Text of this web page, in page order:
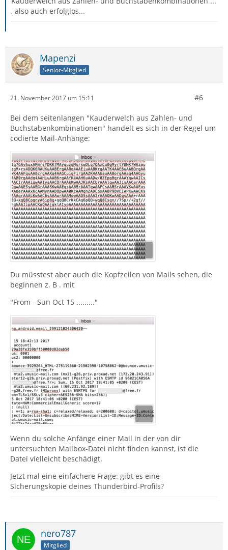
, also auch erfolglos...
Mapenzi
Senior-Mitglied
21. November 2017 um 15:11 #6
Bei dem seitenlangen "Kauderwelch aus Zahlen- und
Buchstabenkombinationen" handelt es sich in der Regel um
codierte Mail-Anhänge:
Du müsstest aber auch die Kopfzeilen von Mails sehen, die
beginnen z. B . mit
"From - Sun Oct 15 ........."
Wenn du solche Anfänge einer Mail in der von dir
untersuchten Mailbox-Datei nicht finden kannst, ist die
Datei vielleicht beschädigt.
Jetzt mal eine einfachere Frage: gibt es eine
Sicherungskopie deines Thunderbird-Profils?
nero787
Mitglied